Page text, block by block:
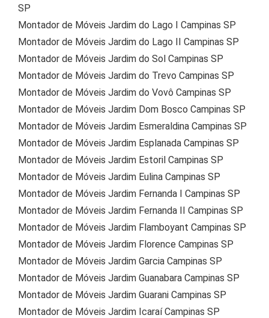
SP
Montador de Móveis Jardim do Lago I Campinas SP
Montador de Móveis Jardim do Lago II Campinas SP
Montador de Móveis Jardim do Sol Campinas SP
Montador de Móveis Jardim do Trevo Campinas SP
Montador de Móveis Jardim do Vovô Campinas SP
Montador de Móveis Jardim Dom Bosco Campinas SP
Montador de Móveis Jardim Esmeraldina Campinas SP
Montador de Móveis Jardim Esplanada Campinas SP
Montador de Móveis Jardim Estoril Campinas SP
Montador de Móveis Jardim Eulina Campinas SP
Montador de Móveis Jardim Fernanda I Campinas SP
Montador de Móveis Jardim Fernanda II Campinas SP
Montador de Móveis Jardim Flamboyant Campinas SP
Montador de Móveis Jardim Florence Campinas SP
Montador de Móveis Jardim Garcia Campinas SP
Montador de Móveis Jardim Guanabara Campinas SP
Montador de Móveis Jardim Guarani Campinas SP
Montador de Móveis Jardim Icaraí Campinas SP